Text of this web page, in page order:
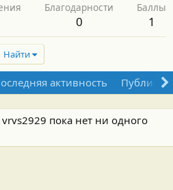
Благодарности
0
Баллы
1
Найти
активность
пока нет ни одного